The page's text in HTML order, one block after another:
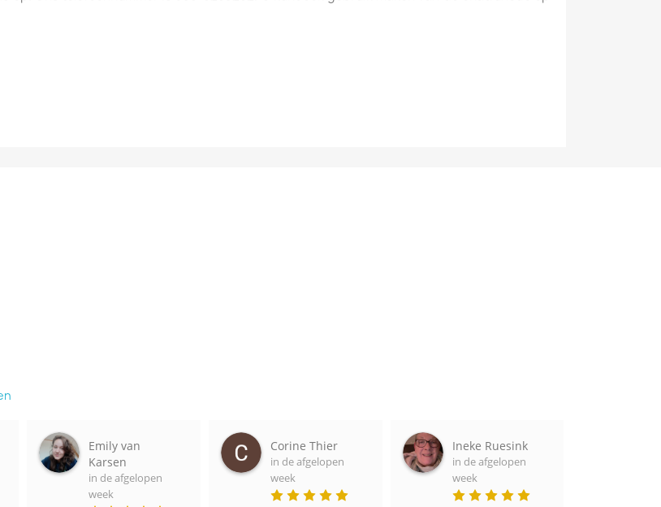
Emily van
Karsen
in de afgelopen
Corine Thier
in de afgelopen
week
Ineke Ruesink
in de afgelopen
week